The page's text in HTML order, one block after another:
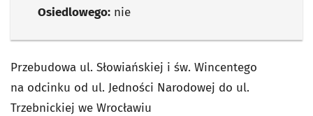
Osiedlowego: nie
Przebudowa ul. Słowiańskiej i św. Wincentego
na odcinku od ul. Jedności Narodowej do ul.
Trzebnickiej we Wrocławiu